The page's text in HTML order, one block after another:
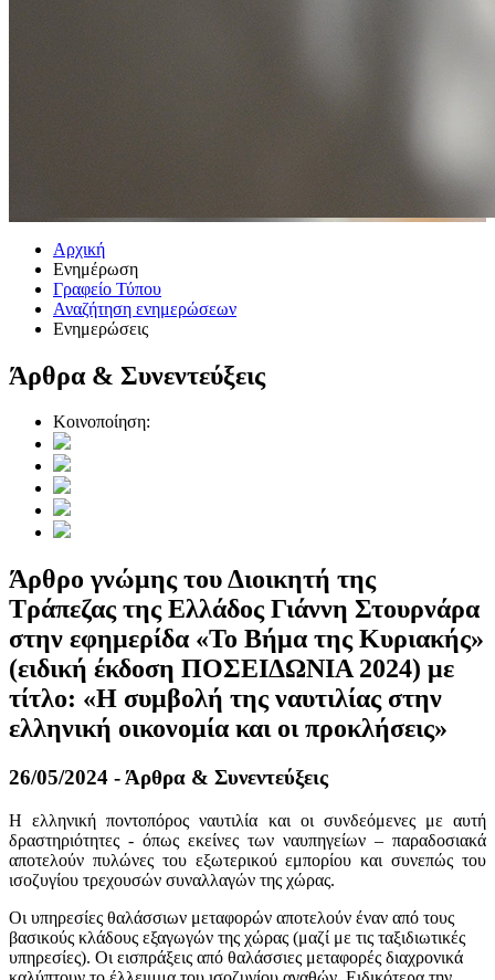
Αρχική
Ενημέρωση
Γραφείο Τύπου
Αναζήτηση ενημερώσεων
Ενημερώσεις
Άρθρα & Συνεντεύξεις
Κοινοποίηση:
Άρθρο γνώμης του Διοικητή της
Τράπεζας της Ελλάδος Γιάννη Στουρνάρα
στην εφημερίδα «Το Βήμα της Κυριακής»
(ειδική έκδοση ΠΟΣΕΙΔΩΝΙΑ 2024) με
τίτλο: «Η συμβολή της ναυτιλίας στην
ελληνική οικονομία και οι προκλήσεις»
26/05/2024 - Άρθρα & Συνεντεύξεις
Η ελληνική ποντοπόρος ναυτιλία και οι συνδεόμενες με αυτή
δραστηριότητες - όπως εκείνες των ναυπηγείων – παραδοσιακά
αποτελούν πυλώνες του εξωτερικού εμπορίου και συνεπώς του
ισοζυγίου τρεχουσών συναλλαγών της χώρας.
Οι υπηρεσίες θαλάσσιων μεταφορών αποτελούν έναν από τους
βασικούς κλάδους εξαγωγών της χώρας (μαζί με τις ταξιδιωτικές
υπηρεσίες). Οι εισπράξεις από θαλάσσιες μεταφορές διαχρονικά